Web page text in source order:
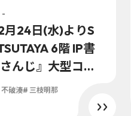
-
月24日(水)よりS
6階 IP書
んじ』大型コー
NIJISANJI Stun
破湊# 三枝明那